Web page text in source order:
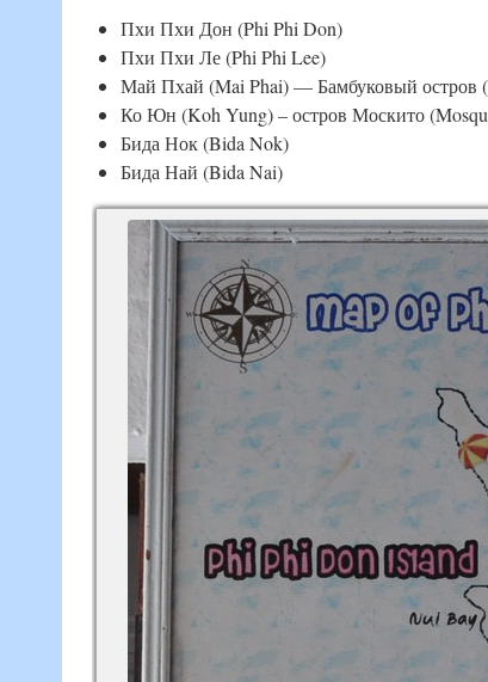
Пхи Пхи Дон (Phi Phi Don)
Пхи Пхи Ле (Phi Phi Lee)
Май Пхай (Mai Phai) — Бамбуковый остров
Ко Юн (Koh Yung) – остров Москито
Бида Нок (Bida Nok)
Бида Най (Bida Nai)